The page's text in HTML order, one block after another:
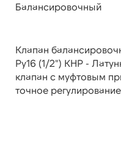
Балансировочный
Клапан
Ру16 (1/2") КНР -
клапан с муфтовым
точное